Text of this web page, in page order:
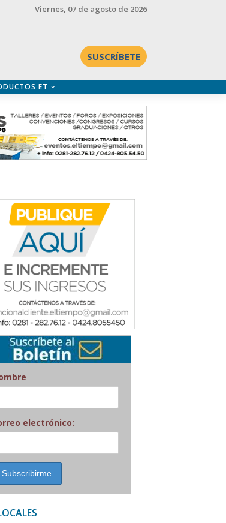
Viernes, 07 de agosto de 2026
SUSCRÍBETE
ET
electrónico: